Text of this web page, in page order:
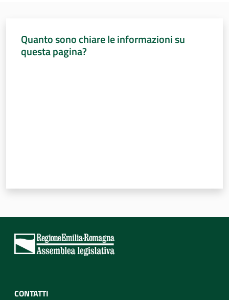
Quanto sono chiare le informazioni su
questa pagina?
CONTATTI